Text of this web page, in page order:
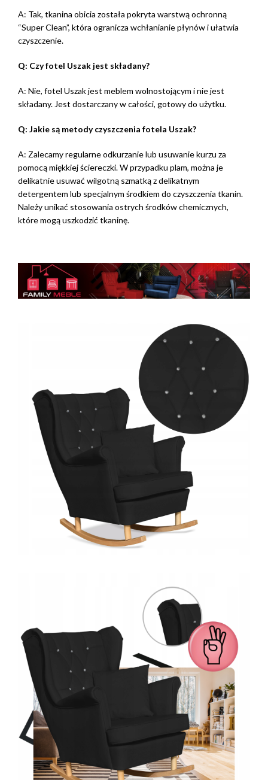
A: Tak, tkanina obicia została pokryta warstwą ochronną
“Super Clean”, która ogranicza wchłanianie płynów i ułatwia
czyszczenie.
Q: Czy fotel Uszak jest składany?
A: Nie, fotel Uszak jest meblem wolnostojącym i nie jest
składany. Jest dostarczany w całości, gotowy do użytku.
Q: Jakie są metody czyszczenia fotela Uszak?
A: Zalecamy regularne odkurzanie lub usuwanie kurzu za
pomocą miękkiej ściereczki. W przypadku plam, można je
delikatnie usuwać wilgotną szmatką z delikatnym
detergentem lub specjalnym środkiem do czyszczenia tkanin.
Należy unikać stosowania ostrych środków chemicznych,
które mogą uszkodzić tkaninę.